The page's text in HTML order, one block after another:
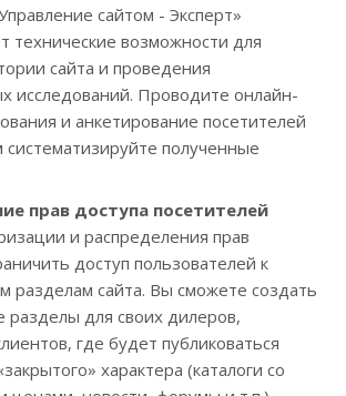
сайтом - Эксперт»
технические возможности для
сайта и проведения
исследований. Проводите онлайн-
и анкетирование посетителей
систематизируйте полученные
прав доступа посетителей
и распределения прав
доступ пользователей к
разделам сайта. Вы сможете создать
разделы для своих дилеров,
где будет публиковаться
характера (каталоги со